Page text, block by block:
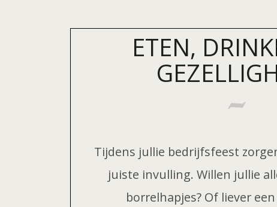
ETEN,
Tijdens jullie bedrijfsfeest
juiste invulling. Willen jullie
borrelhapjes? Of liever